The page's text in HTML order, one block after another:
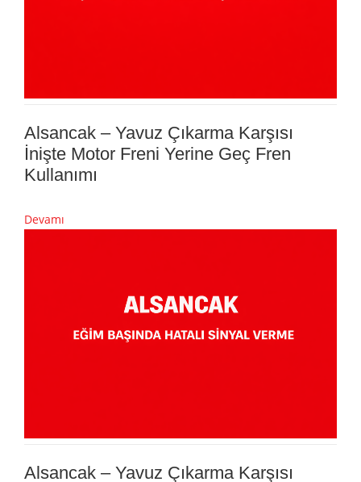
Alsancak – Yavuz Çıkarma Karşısı
İnişte Motor Freni Yerine Geç Fren
Kullanımı
Devamı
Alsancak – Yavuz Çıkarma Karşısı